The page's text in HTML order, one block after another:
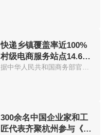
快递乡镇覆盖率近100%
村级电商服务站点14.6万
个
300余名中国企业家和工
匠代表齐聚杭州参与《中